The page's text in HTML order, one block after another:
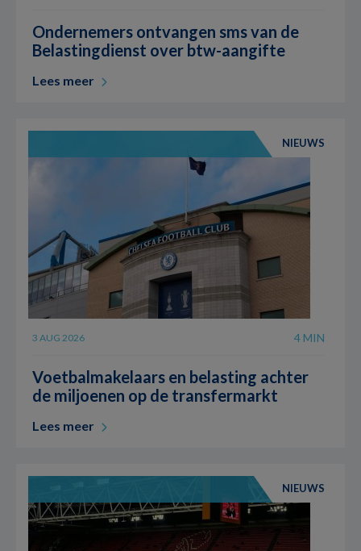
Ondernemers ontvangen sms van de
Belastingdienst over btw-aangifte
Lees meer
NIEUWS
3 AUG 2026 4 MIN
Voetbalmakelaars en belasting achter
de miljoenen op de transfermarkt
Lees meer
NIEUWS